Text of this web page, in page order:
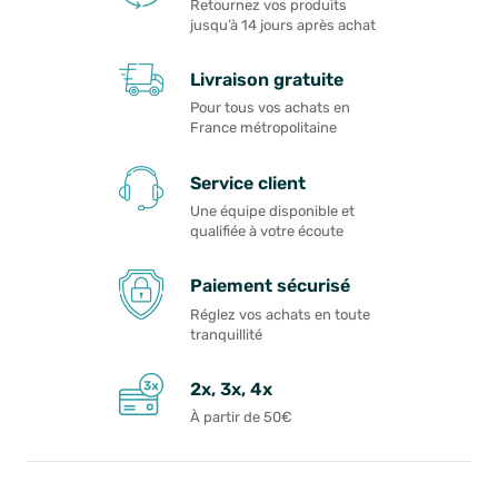
Retournez vos produits
jusqu’à 14 jours après achat
Livraison gratuite
Pour tous vos achats en
France métropolitaine
Service client
Une équipe disponible et
qualifiée à votre écoute
Paiement sécurisé
Réglez vos achats en toute
tranquillité
2x, 3x, 4x
À partir de 50€